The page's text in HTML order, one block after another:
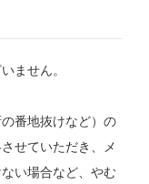
ません。
番地抜けなど）の
せていただき、メ
い場合など、やむ